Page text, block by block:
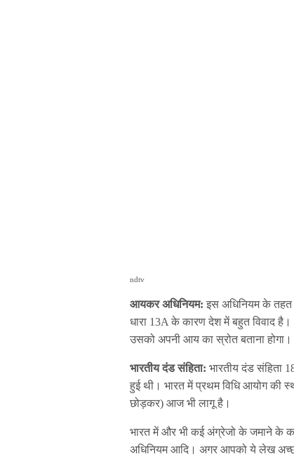
ndtv
आयकर अधिनियम: इस अधिनियम के
धारा 13A के कारण देश में बहुत विवाद है।
उसको अपनी आय का स्रोत बताना होगा।
भारतीय दंड संहिता: भारतीय दंड संहिता
हुई थी। भारत में प्रथम विधि आयोग की
छोड़कर) आज भी लागू है।
भारत में और भी कई अंग्रेजो के जमाने के
अधिनियम आदि। अगर आपको ये लेख